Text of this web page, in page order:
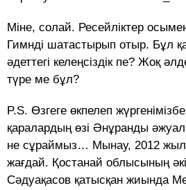
Міне, солай. Ресейліктер осымен
Гимнді шатастырып отыр. Бұл
әдеттегі келеңсіздік пе? Жоқ
түре ме бұл?
P.S. Өзгеге өкпелеп
қаралардың өзі Әнұранды
не сұраймыз… Мынау, 2012
жағдай. Қостанай облысының
Сәдуақасов қатысқан жиында